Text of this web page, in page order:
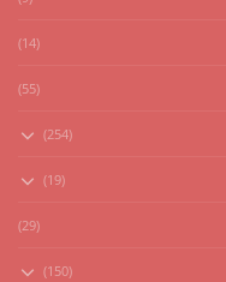
(14)
(55)
(254)
(19)
(29)
(150)